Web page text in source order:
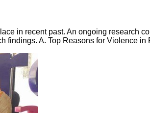
in recent past. An ongoing research
findings. A. Top Reasons for Violence